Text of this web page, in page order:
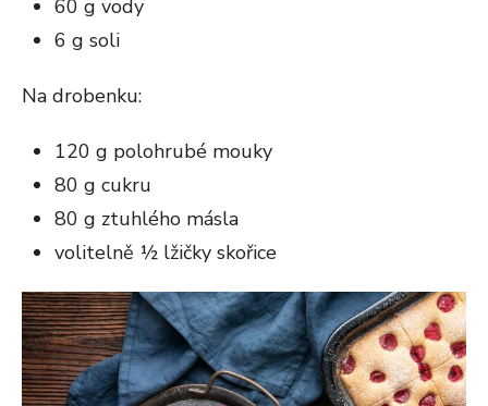
60 g vody
6 g soli
Na drobenku:
120 g polohrubé mouky
80 g cukru
80 g ztuhlého másla
volitelně ½ lžičky skořice